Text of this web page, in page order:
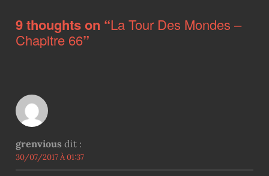
9 thoughts on “La Tour Des Mondes –
Chapitre 66”
grenvious dit :
30/07/2017 À 01:37